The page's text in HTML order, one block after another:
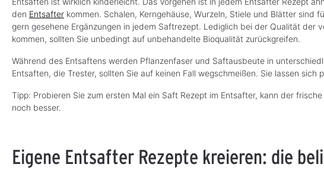
den Entsafter kommen. Schalen, Kerngehäuse, Wurzeln, Stiele und Blätter
gern gesehene Ergänzungen in jedem Saftrezept. Lediglich bei der Qualität der
kommen, sollten Sie unbedingt auf unbehandelte Bioqualität zurückgreifen.
Während des Entsaftens werden Pflanzenfaser und Saftausbeute in
Entsaften, die Trester, sollten Sie auf keinen Fall wegschmeißen. Sie lassen sich
Tipp: Probieren Sie zum ersten Mal ein Saft Rezept im Entsafter, kann der
noch besser.
Eigene Entsafter Rezepte kreieren: die